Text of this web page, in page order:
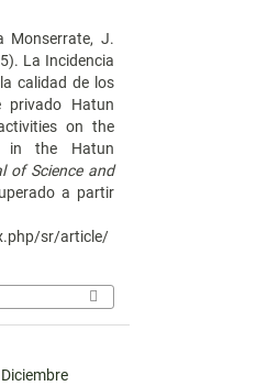
Monserrate, J.
La Incidencia
calidad de los
privado Hatun
on the
in the Hatun
of Science and
a partir
sr/article/